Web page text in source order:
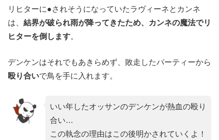
リヒターに●されそうになっていたラヴィーネとカンネ
は、 結界が破られ雨が降ってきたため、カンネの魔法でリ
ヒターを倒します。
デンケンはそれでもあきらめず、敗走したパーティーから
殴り合いで鳥を手に入れます。
いい年したオッサンのデンケンが熱血の殴り
合い…
この執念の理由はこの後明かされていくよ！